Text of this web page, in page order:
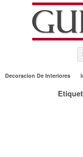
Decoracion De Interiores